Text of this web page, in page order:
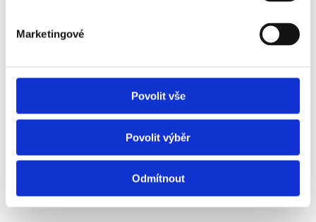
Marketingové
Povolit vše
Povolit výběr
Odmítnout
Čerstvé mléko se dopravuje z farem do naší mlékárny.
Zde prochází odtučňovací kúrou a takzvaným
hrudkováním. Při vysoké teplotě mění mléčná sraženina
svou konzistenci. Z naší kapky mléka se rázem stane